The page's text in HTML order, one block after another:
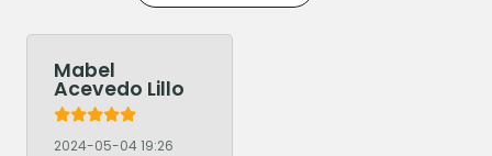
Mabel
Acevedo Lillo
2024-05-04 19:26